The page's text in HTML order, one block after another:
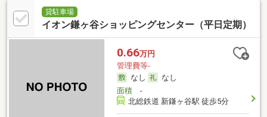
貸駐車場
イオン鎌ヶ谷ショッピングセンター（平日定期）
0.66万円
管理費等-
なし
なし
面積-
北総鉄道 新鎌ヶ谷駅 徒歩5分